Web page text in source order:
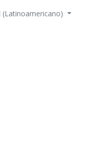
(Latinoamericano)